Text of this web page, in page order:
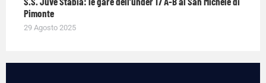
Pimonte
29 Agosto 2025